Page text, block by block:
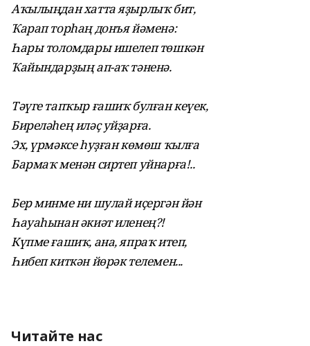
Аҡылыңдан хатта яҙырлыҡ бит,
Ҡарап торһаң донъя йәменә:
Һары толомдары ишелеп төшкән
Ҡайындарҙың ап-аҡ тәненә.
Тәүге тапҡыр ғашиҡ булған кеүек,
Биреләһең иләҫ уйҙарға.
Эх, үрмәксе һуҙған көмөш ҡылға
Бармаҡ менән сиртеп уйнарға!..
Бер минме ни шулай иҫергән йән
Һауаһынан әкиәт иленең?!
Күпме ғашиҡ, ана, япраҡ итеп,
Һибеп киткән йөрәк телемен...
Читайте нас